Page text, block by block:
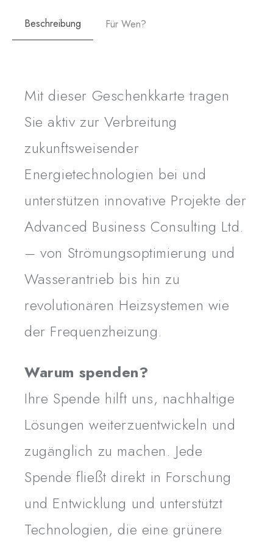
und unterstützt Technologien, die eine grünere
Zukunft ermöglichen.
Flexible Spendenhöhe: Wählen Sie aus
verschiedenen Beitragsstufen, passend zu Ihrem
Engagement.
Förderbereich: Strömungsoptimierung, Fahren und
Heizen mit Wasser, Frequenzheizung und weitere
Innovationen im Energiebereich.
Verantwortungsbereich der Geschäftsführung von
Advanced Business Consulting Ltd.; die Spende
erfolgt ohne Gegenleistung.
Mit dieser Spende geben Sie nicht nur Unterstützung
für eine nachhaltige Zukunft, sondern fördern auch
Technologien, die zur Lösung der Energiefragen
unserer Zeit beitragen.
Beschreibung Für Wen?
Mit dieser Geschenkkarte tragen
Sie aktiv zur Verbreitung
zukunftsweisender
Energietechnologien bei und
unterstützen innovative Projekte der
Advanced Business Consulting Ltd.
– von Strömungsoptimierung und
Wasserantrieb bis hin zu
revolutionären Heizsystemen wie
der Frequenzheizung.
Warum spenden?
Ihre Spende hilft uns, nachhaltige
Lösungen weiterzuentwickeln und
zugänglich zu machen. Jede
Spende fließt direkt in Forschung
und Entwicklung und unterstützt
Technologien, die eine grünere